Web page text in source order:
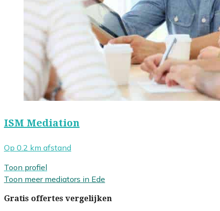
ISM Mediation
Op 0.2 km afstand
Toon profiel
Toon meer mediators in Ede
Gratis offertes vergelijken